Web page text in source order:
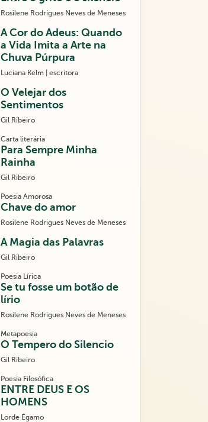
Rosilene Rodrigues Neves de Meneses
A Cor do Adeus: Quando
a Vida Imita a Arte na
Chuva Púrpura
Luciana Kelm | escritora
O Velejar dos
Sentimentos
Gil Ribeiro
Carta literária
Para Sempre Minha
Rainha
Gil Ribeiro
Poesia Amorosa
Chave do amor
Rosilene Rodrigues Neves de Meneses
A Magia das Palavras
Gil Ribeiro
Poesia Lírica
Se tu fosse um botão de
lírio
Rosilene Rodrigues Neves de Meneses
Metapoesia
O Tempero do Silencio
Gil Ribeiro
Poesia Filosófica
ENTRE DEUS E OS
HOMENS
Lorde Égamo